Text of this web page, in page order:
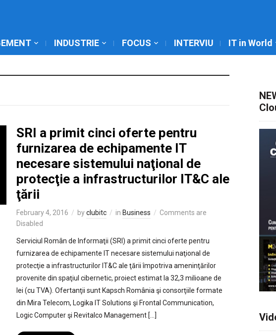
INDUSTRIE FOCUS INTERVIU IT in World
SRI a primit cinci oferte pentru
furnizarea de echipamente IT
necesare sistemului naţional de
protecţie a infrastructurilor IT&C ale
ţării
February 4, 2016 byclubitc in Business
Comments are
Disabled
Serviciul Român de Informaţii (SRI) a primit cinci oferte pentru
furnizarea de echipamente IT necesare sistemului naţional de
protecţie a infrastructurilor IT&C ale ţării împotriva ameninţărilor
provenite din spaţiul cibernetic, proiect estimat la 32,3 milioane de
lei (cu TVA). Ofertanţii sunt Kapsch România şi consorţiile formate
din Mira Telecom, Logika IT Solutions şi Frontal Communication,
Logic Computer şi Revitalco Management […]